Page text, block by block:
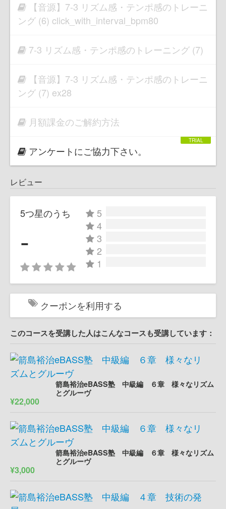
【音源】7-3 リズム感・テンポ感のトレーニ
ング (6) click_with_interval_bpm80
7-3 リズム感・テンポ感のトレーニング (7)
【音源】7-3 リズム感・テンポ感のトレーニ
ング (7) ex28
月額課金のご解約方法
アンケートにご協力下さい。
レビュー
5つ星のうち
-
5
4
3
2
1
クーポンを利用する
このコースを受講した人はこんなコースも受講しています：
箭島裕治eBASS塾 中級編 ６章 様々なリズム
とグルーヴ
¥22,000
箭島裕治eBASS塾 中級編 ６章 様々なリズム
とグルーヴ
¥3,000